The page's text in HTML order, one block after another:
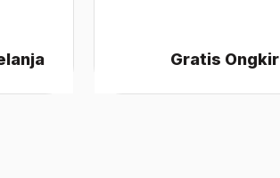
Gratis Ongkir